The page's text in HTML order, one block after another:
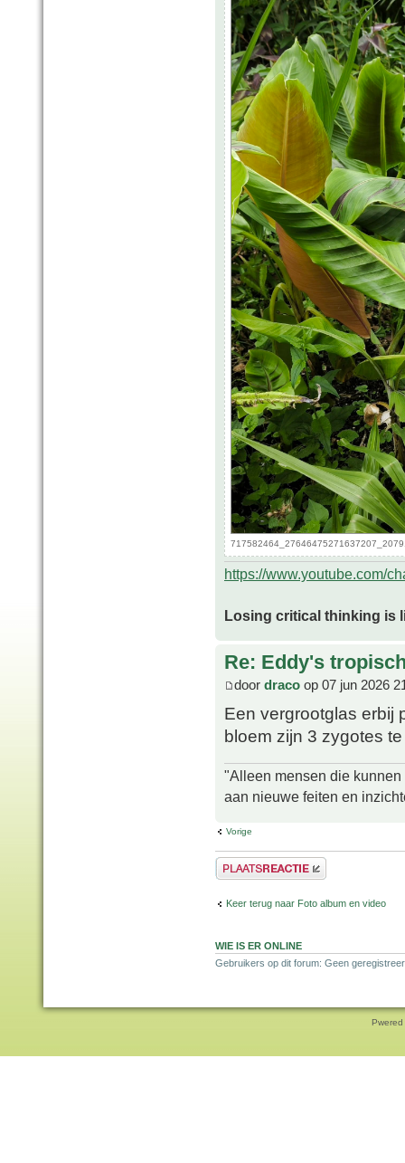
https://www.youtube.com/
Losing critical thinking is
Re: Eddy's
door draco op 07 jun 2026
Een vergrootglas erbij
bloem zijn 3 zygotes
"Alleen mensen die
aan nieuwe feiten en
Vorige
Plaats een reactie
Keer terug naar Foto album en video
WIE IS ER ONLINE
Gebruikers op dit forum: Geen